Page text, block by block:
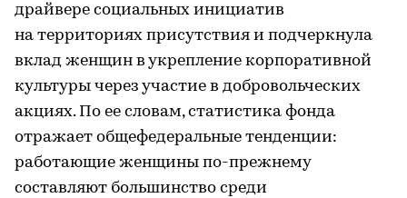
драйвере социальных инициатив
на территориях присутствия и подчеркнула
вклад женщин в укрепление корпоративной
культуры через участие в добровольческих
акциях. По ее словам, статистика фонда
отражает общефедеральные тенденции:
работающие женщины по-прежнему
составляют большинство среди